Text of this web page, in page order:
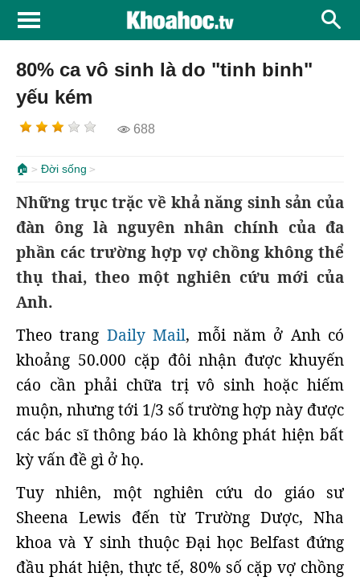
80% ca vô sinh là do "tinh binh"
yếu kém
688
🏠 Đời sống
Những trục trặc về khả năng sinh sản của
đàn ông là nguyên nhân chính của đa
phần các trường hợp vợ chồng không thể
thụ thai, theo một nghiên cứu mới của
Anh.
Theo trang Daily Mail, mỗi năm ở Anh có
khoảng 50.000 cặp đôi nhận được khuyến
cáo cần phải chữa trị vô sinh hoặc hiếm
muộn, nhưng tới 1/3 số trường hợp này được
các bác sĩ thông báo là không phát hiện bất
kỳ vấn đề gì ở họ.
Tuy nhiên, một nghiên cứu do giáo sư
Sheena Lewis đến từ Trường Dược, Nha
khoa và Y sinh thuộc Đại học Belfast đứng
đầu phát hiện, thực tế, 80% số cặp vợ chồng